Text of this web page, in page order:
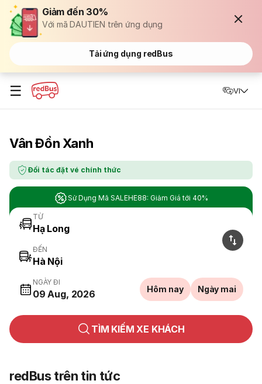
Giảm đến 30%
Với mã DAUTIEN trên ứng dụng
Tải ứng dụng redBus
☰ VI
Vân Đồn Xanh
Đối tác đặt vé chính thức
Sử Dụng Mã SALEHE88: Giảm Giá tới 40%
TỪ
ĐẾN
NGÀY ĐI
09 Aug, 2026 Hôm nay Ngày mai
TÌM KIẾM XE KHÁCH
redBus trên tin tức